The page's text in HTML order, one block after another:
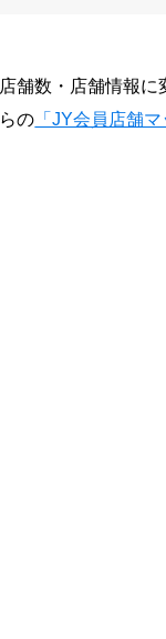
店舗数・店舗情報に
らの 「JY会員店舗